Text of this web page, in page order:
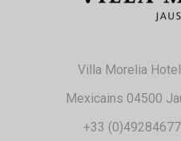
Villa Morelia
Mexicains 04500
+33